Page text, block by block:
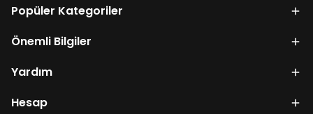
Popüler Kategoriler
Önemli Bilgiler
Yardım
Hesap